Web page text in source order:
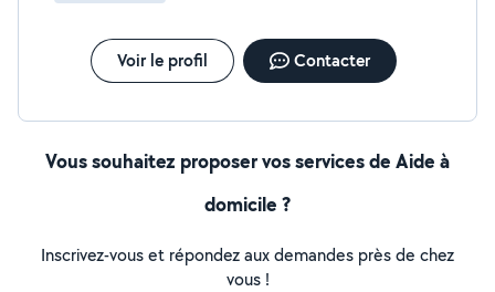
Voir le profil Contacter
Vous souhaitez proposer vos services de Aide à
domicile ?
Inscrivez-vous et répondez aux demandes près de chez
vous !